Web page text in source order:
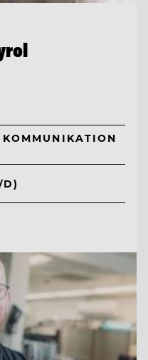
D)